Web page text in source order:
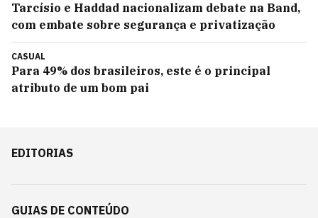
Tarcísio e Haddad nacionalizam debate na Band,
com embate sobre segurança e privatização
CASUAL
Para 49% dos brasileiros, este é o principal
atributo de um bom pai
EDITORIAS
GUIAS DE CONTEÚDO